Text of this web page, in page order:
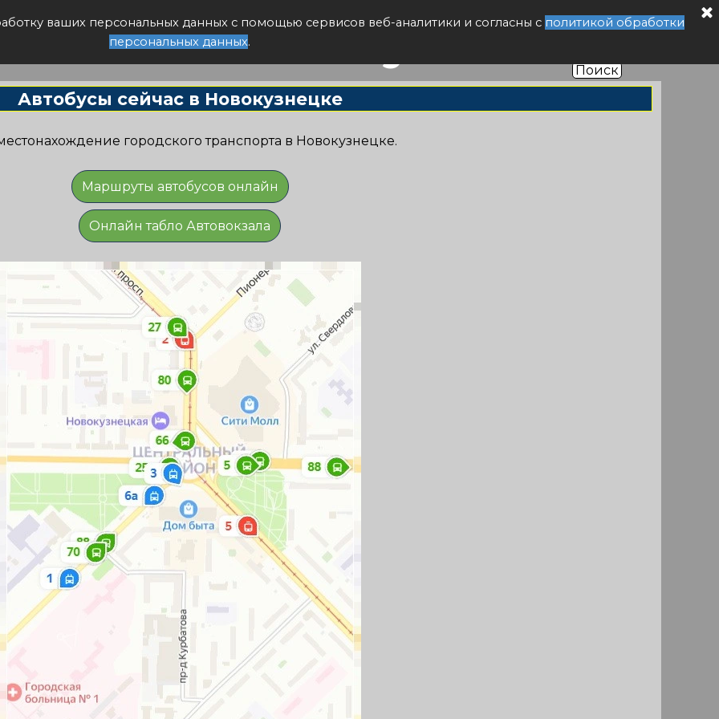
ваших персональных данных с помощью сервисов веб-аналитики и согласны с политикой обработки
персональных данных.
автобуса РФПоиск
Автобусы сейчас в Новокузнецке
городского транспорта в Новокузнецке.
Маршруты автобусов онлайн
Онлайн табло Автовокзала